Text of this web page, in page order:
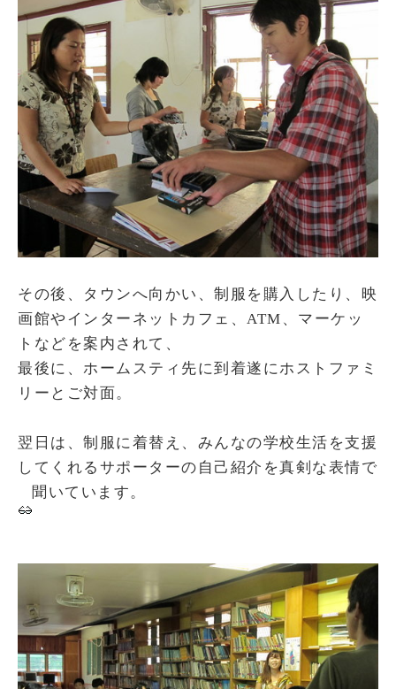
その後、タウンへ向かい、制服を購入したり、映
画館やインターネットカフェ、ATM、マーケッ
トなどを案内されて、
最後に、ホームスティ先に到着遂にホストファミ
リーとご対面。
翌日は、制服に着替え、みんなの学校生活を支援
してくれるサポーターの自己紹介を真剣な表情で
聞いています。